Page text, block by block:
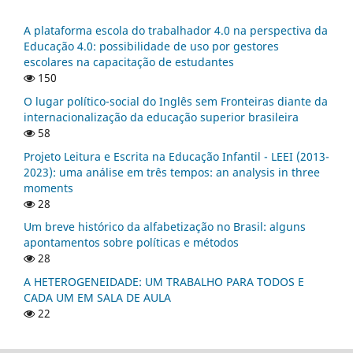
A plataforma escola do trabalhador 4.0 na perspectiva da
Educação 4.0: possibilidade de uso por gestores
escolares na capacitação de estudantes
150
O lugar político-social do Inglês sem Fronteiras diante da
internacionalização da educação superior brasileira
58
Projeto Leitura e Escrita na Educação Infantil - LEEI (2013-
2023): uma análise em três tempos: an analysis in three
moments
28
Um breve histórico da alfabetização no Brasil: alguns
apontamentos sobre políticas e métodos
28
A HETEROGENEIDADE: UM TRABALHO PARA TODOS E
CADA UM EM SALA DE AULA
22